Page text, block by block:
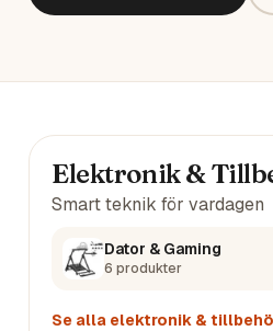
Huvudkategorier
Elektronik &
Smart teknik för vardagen
Dator & Gaming
6 produkter
Se alla elektronik &